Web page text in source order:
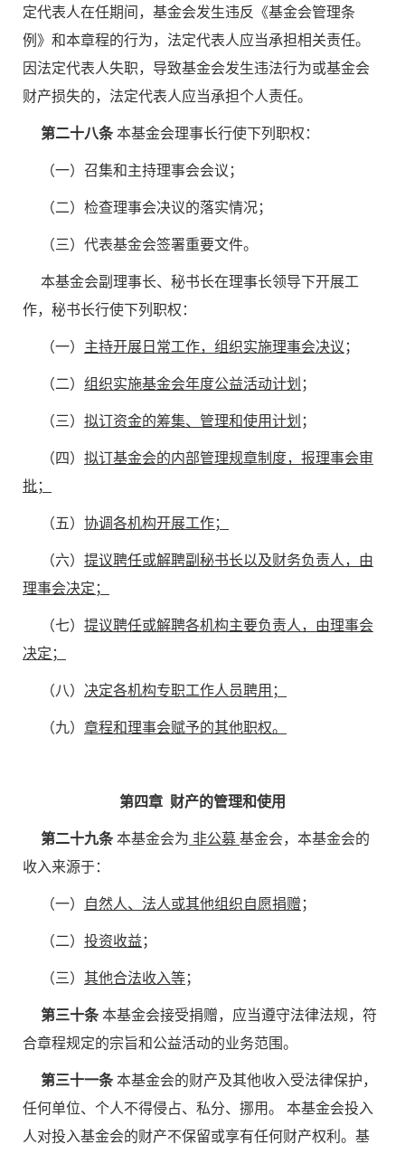
定代表人在任期间，基金会发生违反《基金会管理条
例》和本章程的行为，法定代表人应当承担相关责任。
因法定代表人失职，导致基金会发生违法行为或基金会
财产损失的，法定代表人应当承担个人责任。
第二十八条本基金会理事长行使下列职权：
（一）召集和主持理事会会议；
（二）检查理事会决议的落实情况；
（三）代表基金会签署重要文件。
本基金会副理事长、秘书长在理事长领导下开展工
作，秘书长行使下列职权：
（一） 主持开展日常工作，组织实施理事会决议 ；
（二） 组织实施基金会年度公益活动计划 ；
（三） 拟订资金的筹集、管理和使用计划 ；
（四） 拟订基金会的内部管理规章制度，报理事会审
批；
（五） 协调各机构开展工作；
（六） 提议聘任或解聘副秘书长以及财务负责人，由
理事会决定；
（七） 提议聘任或解聘各机构主要负责人，由理事会
决定；
（八） 决定各机构专职工作人员聘用；
（九） 章程和理事会赋予的其他职权。
第四章 财产的管理和使用
第二十九条本基金会为 非公募 基金会，本基金会的
收入来源于：
（一） 自然人、法人或其他组织自愿捐赠 ；
（二） 投资收益 ；
（三） 其他合法收入等；
第三十条本基金会接受捐赠，应当遵守法律法规，符
合章程规定的宗旨和公益活动的业务范围。
第三十一条本基金会的财产及其他收入受法律保护，
任何单位、个人不得侵占、私分、挪用。 本基金会投入
人对投入基金会的财产不保留或享有任何财产权利。基